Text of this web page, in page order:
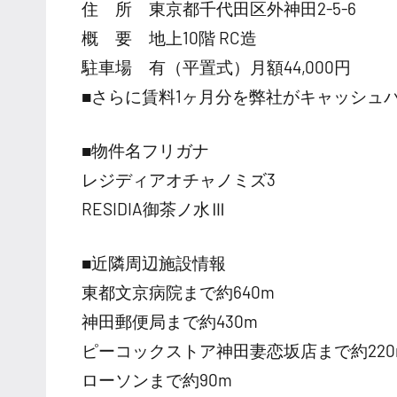
住 所 東京都千代田区外神田2-5-6
概 要 地上10階 RC造
駐車場 有（平置式）月額44,000円
■さらに賃料1ヶ月分を弊社がキャッシュ
■物件名フリガナ
レジディアオチャノミズ3
RESIDIA御茶ノ水Ⅲ
■近隣周辺施設情報
東都文京病院まで約640m
神田郵便局まで約430m
ピーコックストア神田妻恋坂店まで約
ローソンまで約90m